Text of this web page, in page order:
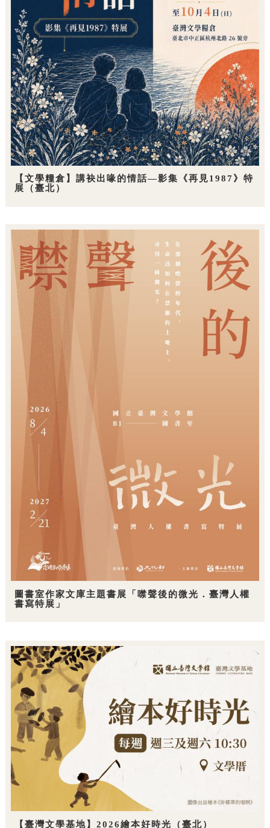
【文學糧倉】講袂出喙的情話—影集《再見1987》特
展（臺北）
圖書室作家文庫主題書展「噤聲後的微光．臺灣人權
書寫特展」
【臺灣文學基地】2026繪本好時光（臺北）